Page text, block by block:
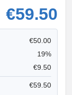
€59.50
€50.00
19%
€9.50
€59.50